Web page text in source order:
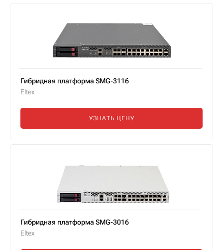
Гибридная платформа SMG-3116
Eltex
УЗНАТЬ ЦЕНУ
Гибридная платформа SMG-3016
Eltex